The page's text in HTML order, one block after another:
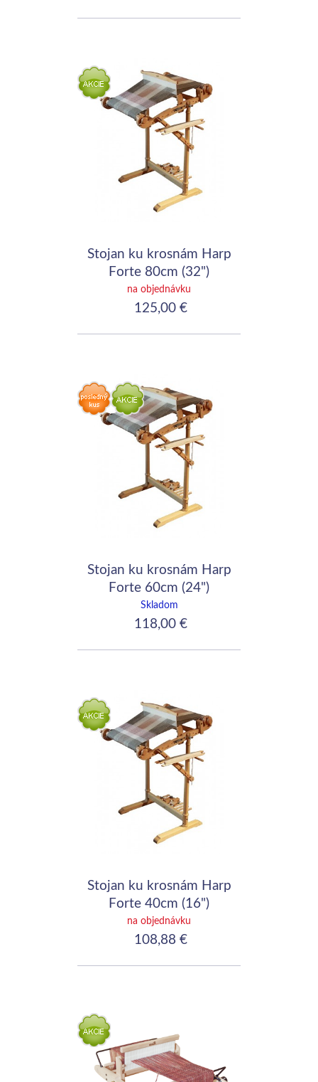
Stojan ku krosnám Harp
Forte 80cm (32")
na objednávku
125,00 €
Stojan ku krosnám Harp
Forte 60cm (24")
Skladom
118,00 €
Stojan ku krosnám Harp
Forte 40cm (16")
na objednávku
108,88 €